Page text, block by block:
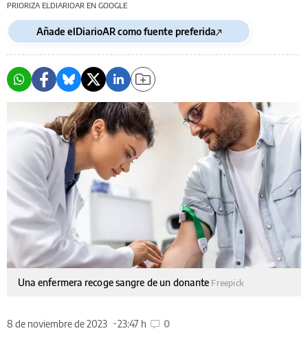
PRIORIZA ELDIARIOAR EN GOOGLE
Añade elDiarioAR como fuente preferida
Una enfermera recoge sangre de un donante Freepick
8 de noviembre de 2023 23:47 h 0